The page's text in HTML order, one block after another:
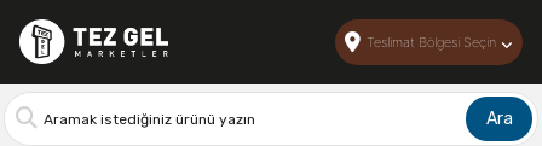
Teslimat Bölgesi Seçin
Ara
Anasayfa > Tüm Ürünler